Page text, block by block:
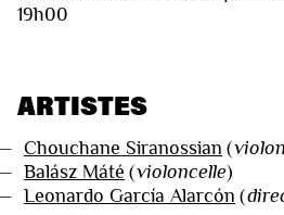
19h00
ARTISTES
Chouchane Siranossian (violon
Balász Máté (violoncelle)
Leonardo García Alarcón (